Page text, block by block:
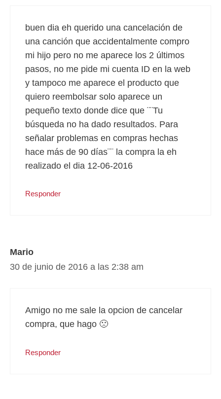
buen dia eh querido una cancelación de
una canción que accidentalmente compro
mi hijo pero no me aparece los 2 últimos
pasos, no me pide mi cuenta ID en la web
y tampoco me aparece el producto que
quiero reembolsar solo aparece un
pequeño texto donde dice que ¨¨Tu
búsqueda no ha dado resultados. Para
señalar problemas en compras hechas
hace más de 90 días¨¨ la compra la eh
realizado el dia 12-06-2016
Responder
Mario
30 de junio de 2016 a las 2:38 am
Amigo no me sale la opcion de cancelar
compra, que hago 🙁
Responder